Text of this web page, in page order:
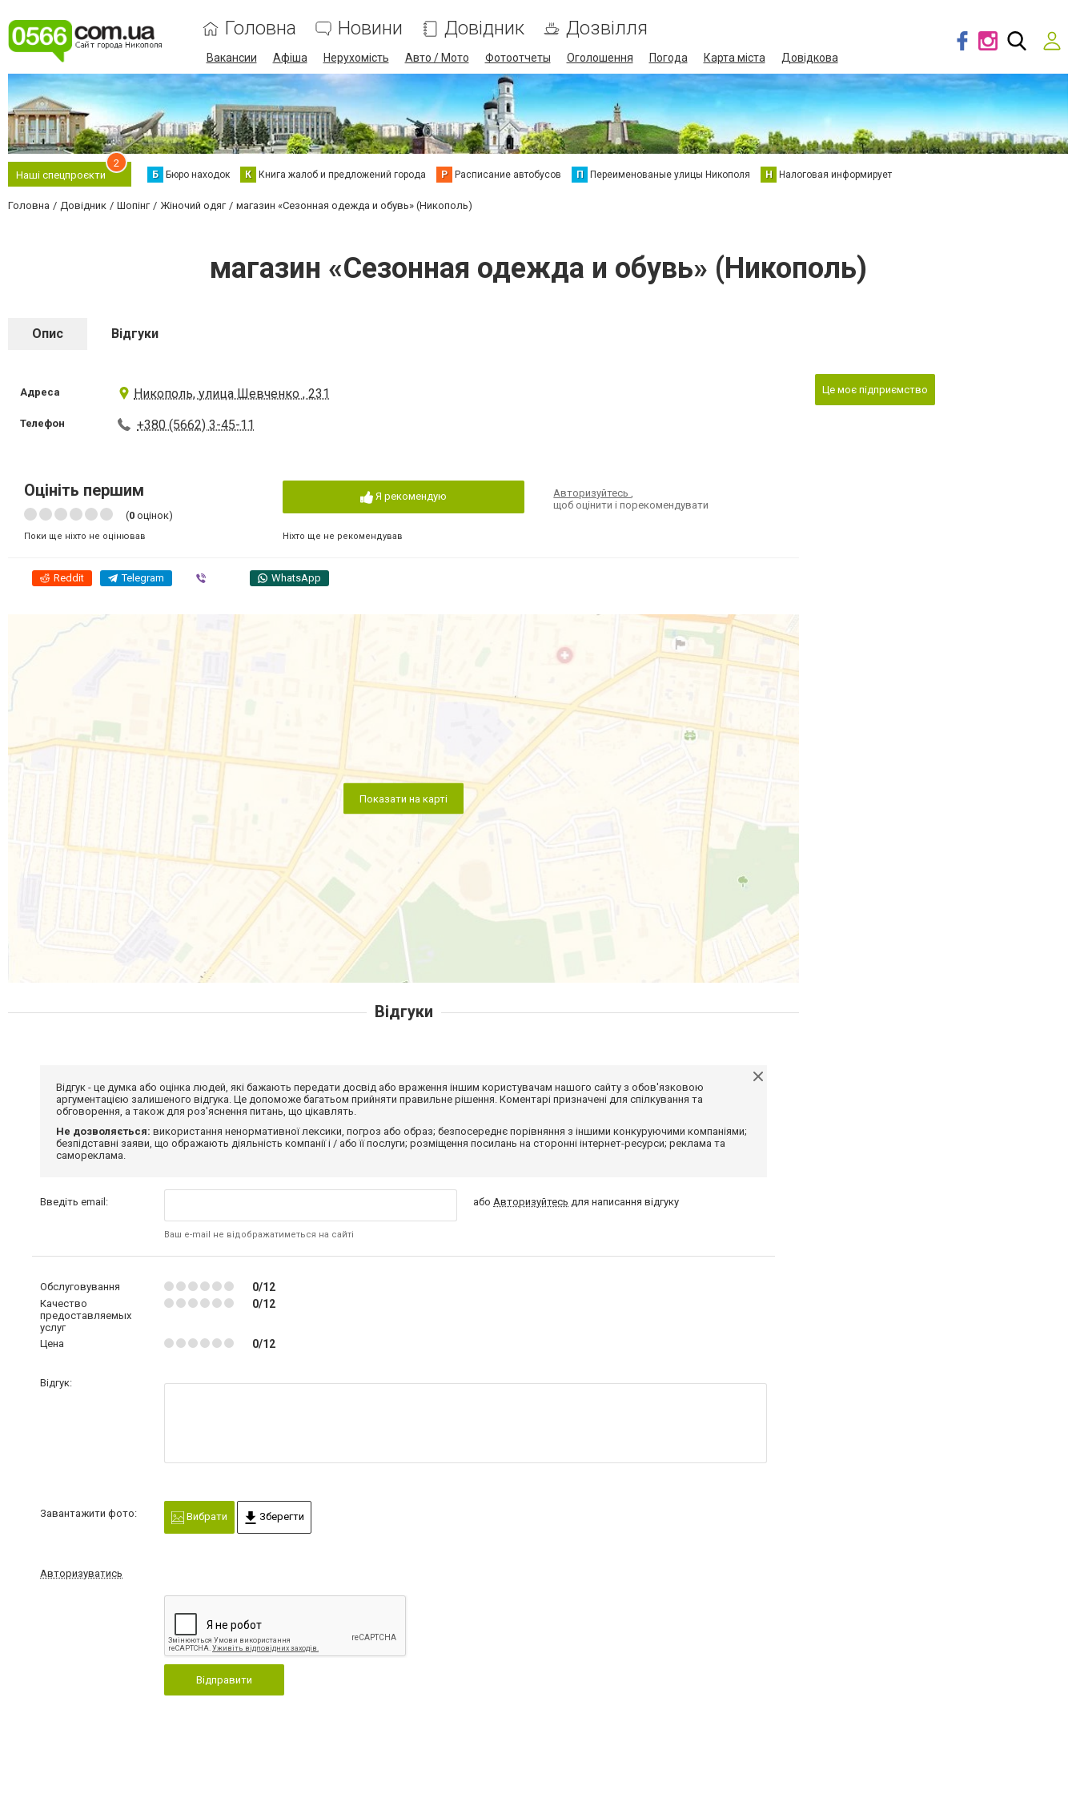
Головна Новини Довідник Дозвілля
Вакансии Афіша Нерухомість Авто / Мото Фотоотчеты Оголошення Погода Карта міста Довідкова
Наші спецпроєкти
2
Б Бюро находок К Книга жалоб и предложений города Р Расписание автобусов П Переименованые улицы Никополя Н Налоговая информирует
Головна Довідник Шопінг Жіночий одяг магазин «Сезонная одежда и обувь» (Никополь)
магазин «Сезонная одежда и обувь» (Никополь)
Опис Відгуки
Адреса Никополь, улица Шевченко , 231
Телефон +380 (5662) 3-45-11
Оцініть першим
(0 оцінок)
Поки ще ніхто не оцінював
Я рекомендую
Ніхто ще не рекомендував
Авторизуйтесь,
щоб оцінити і порекомендувати
Reddit Telegram WhatsApp
Показати на карті
Це моє підприємство
Відгуки
Відгук - це думка або оцінка людей, які бажають передати досвід або враження іншим користувачам нашого сайту з обов'язковою
аргументацією залишеного відгука. Це допоможе багатьом прийняти правильне рішення. Коментарі призначені для спілкування та
обговорення, а також для роз'яснення питань, що цікавлять.
Не дозволяється: використання ненормативної лексики, погроз або образ; безпосереднє порівняння з іншими конкуруючими компаніями;
безпідставні заяви, що ображають діяльність компанії і / або її послуги; розміщення посилань на сторонні інтернет-ресурси; реклама та
самореклама.
Введіть email:
Ваш e-mail не відображатиметься на сайті
абоАвторизуйтесь для написання відгуку
Обслуговування 0/12
Качество
предоставляемых
услуг
0/12
Цена 0/12
Відгук:
Завантажити фото: Вибрати Зберегти
Авторизуватись
Відправити